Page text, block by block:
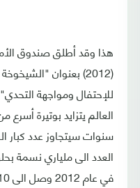
هذا وقد أطلق صندوق
(2012) بعنوان
للإحتفال ومواجهة
العالم يتزايد بوتيرة
سنوات سيتجاوز عدد
في عام 2012 وصل الى 810 ملايين نسمة.